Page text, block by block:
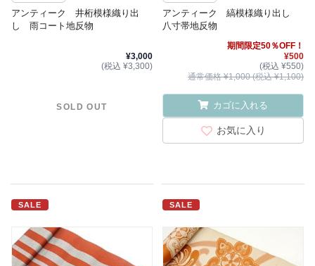
アンティーク 井桁模様織り出
し 雨コート地反物
¥3,000
(税込 ¥3,300)
SOLD OUT
アンティーク 縞模様織り出し
八寸帯地反物
期間限定50％OFF！
¥500
(税込 ¥550)
通常価格 ¥1,000 (税込 ¥1,100)
カゴに入れる
お気に入り
SALE SALE